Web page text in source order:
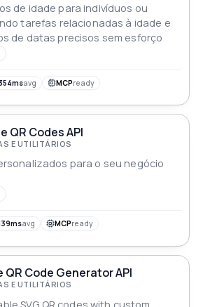
de idade para indivíduos ou
tarefas relacionadas à idade e
de datas precisos sem esforço
avg MCPready
QR Codes API
E UTILITÁRIOS
para o seu negócio
avg MCPready
Code Generator API
E UTILITÁRIOS